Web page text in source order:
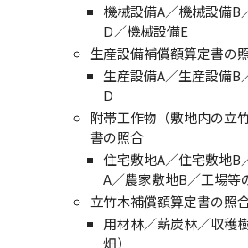
機械設備A／機械設備B
D／機械設備E
生産設備補償額算定書の
生産設備A／生産設備B
D
附帯工作物（敷地内の立
書の照合
住宅敷地A／住宅敷地B
A／農家敷地B／工場等
立竹木補償額算定書の照
用材林／薪炭林／収穫
畑）